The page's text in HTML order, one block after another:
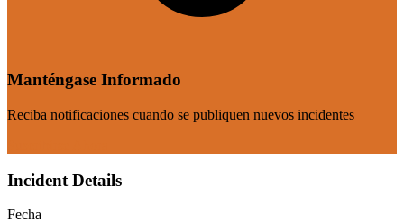
Manténgase Informado
Reciba notificaciones cuando se publiquen nuevos incidentes
Incident Details
Fecha